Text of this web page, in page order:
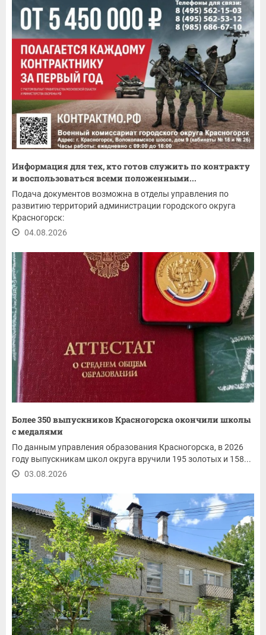
Информация для тех, кто готов служить по контракту
и воспользоваться всеми положенными...
Подача документов возможна в отделы управления по
развитию территорий администрации городского округа
Красногорск:
04.08.2026
Более 350 выпускников Красногорска окончили школы
с медалями
По данным управления образования Красногорска, в 2026
году выпускникам школ округа вручили 195 золотых и 158...
03.08.2026